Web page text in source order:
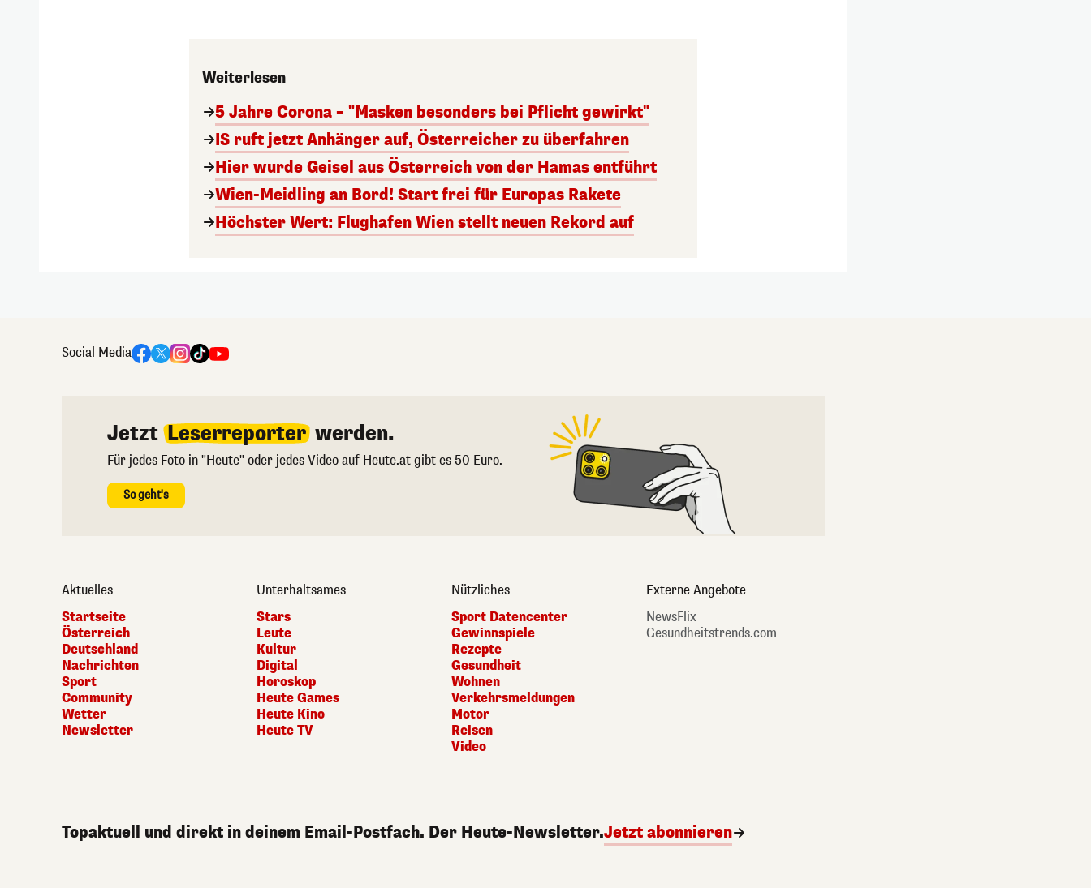
Weiterlesen
5 Jahre Corona – "Masken besonders bei Pflicht gewirkt"
IS ruft jetzt Anhänger auf, Österreicher zu überfahren
Hier wurde Geisel aus Österreich von der Hamas entführt
Wien-Meidling an Bord! Start frei für Europas Rakete
Höchster Wert: Flughafen Wien stellt neuen Rekord auf
Social Media
Jetzt Leserreporter werden.
Für jedes Foto in "Heute" oder jedes Video auf Heute.at gibt es 50 Euro.
So geht's
Aktuelles
Startseite
Österreich
Deutschland
Nachrichten
Sport
Community
Wetter
Newsletter
Unterhaltsames
Stars
Leute
Kultur
Digital
Horoskop
Heute Games
Heute Kino
Heute TV
Nützliches
Sport Datencenter
Gewinnspiele
Rezepte
Gesundheit
Wohnen
Verkehrsmeldungen
Motor
Reisen
Video
Externe Angebote
NewsFlix
Gesundheitstrends.com
Topaktuell und direkt in deinem Email-Postfach. Der Heute-Newsletter.Jetzt abonnieren